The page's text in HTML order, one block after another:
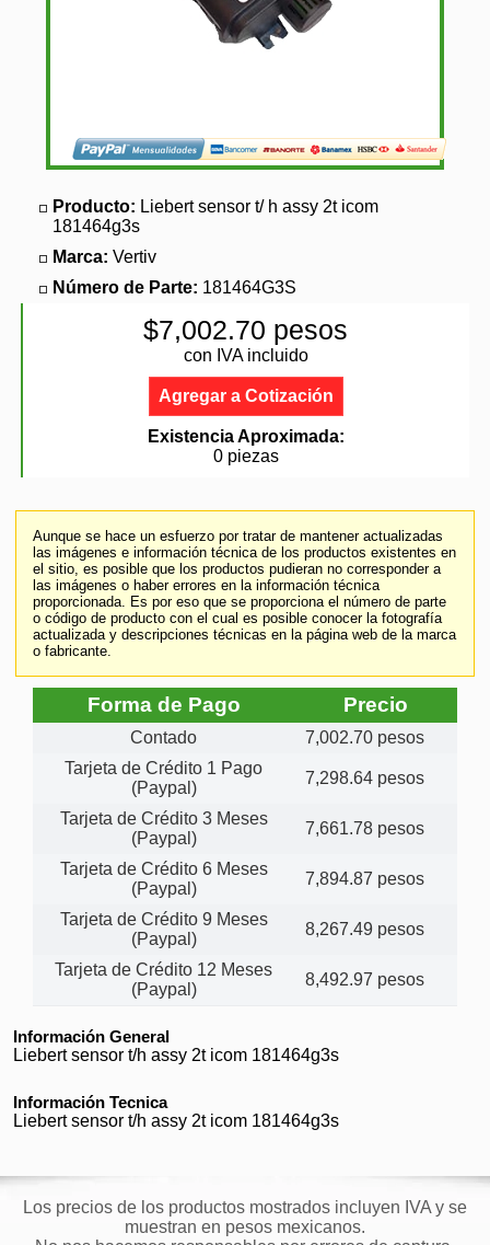
Producto: Liebert sensor t/ h assy 2t icom
181464g3s
Marca: Vertiv
Número de Parte: 181464G3S
$7,002.70 pesos
con IVA incluido
Agregar a Cotización
Existencia Aproximada:
0 piezas
Aunque se hace un esfuerzo por tratar de mantener actualizadas
las imágenes e información técnica de los productos existentes en
el sitio, es posible que los productos pudieran no corresponder a
las imágenes o haber errores en la información técnica
proporcionada. Es por eso que se proporciona el número de parte
o código de producto con el cual es posible conocer la fotografía
actualizada y descripciones técnicas en la página web de la marca
o fabricante.
Forma de Pago Precio
Contado
7,002.70 pesos
Tarjeta de Crédito 1 Pago
(Paypal)
7,298.64 pesos
Tarjeta de Crédito 3 Meses
(Paypal)
7,661.78 pesos
Tarjeta de Crédito 6 Meses
(Paypal)
7,894.87 pesos
Tarjeta de Crédito 9 Meses
(Paypal)
8,267.49 pesos
Tarjeta de Crédito 12 Meses
(Paypal)
8,492.97 pesos
Información General
Liebert sensor t/h assy 2t icom 181464g3s
Información Tecnica
Liebert sensor t/h assy 2t icom 181464g3s
Los precios de los productos mostrados incluyen IVA y se
muestran en pesos mexicanos.